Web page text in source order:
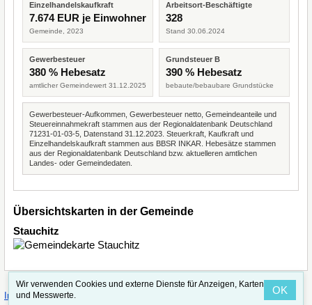
Einzelhandelskaufkraft
7.674 EUR je Einwohner
Gemeinde, 2023
Arbeitsort-Beschäftigte
328
Stand 30.06.2024
Gewerbesteuer
380 % Hebesatz
amtlicher Gemeindewert 31.12.2025
Grundsteuer B
390 % Hebesatz
bebaute/bebaubare Grundstücke
Gewerbesteuer-Aufkommen, Gewerbesteuer netto, Gemeindeanteile und
Steuereinnahmekraft stammen aus der Regionaldatenbank Deutschland
71231-01-03-5, Datenstand 31.12.2023. Steuerkraft, Kaufkraft und
Einzelhandelskaufkraft stammen aus BBSR INKAR. Hebesätze stammen
aus der Regionaldatenbank Deutschland bzw. aktuelleren amtlichen
Landes- oder Gemeindedaten.
Übersichtskarten in der Gemeinde
Stauchitz
Impressum·Straßenindex
Wir verwenden Cookies und externe Dienste für Anzeigen, Karten
und Messwerte.
OK